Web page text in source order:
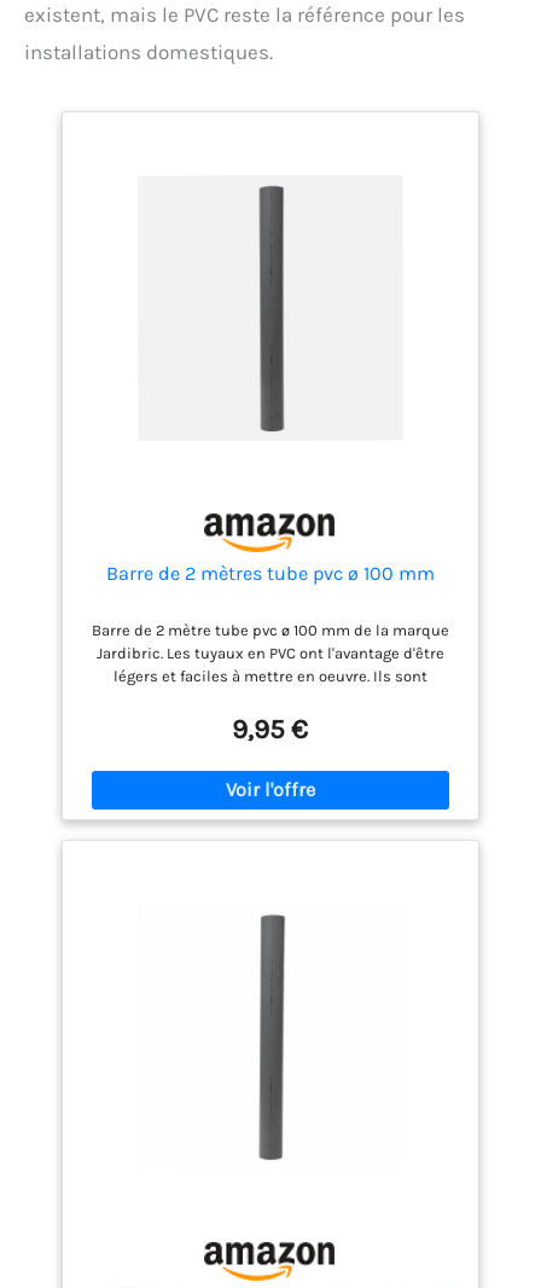
existent, mais le PVC reste la référence pour les
installations domestiques.
Barre de 2 mètres tube pvc ø 100 mm
Barre de 2 mètre tube pvc ø 100 mm de la marque
Jardibric. Les tuyaux en PVC ont l'avantage d'être
légers et faciles à mettre en oeuvre. Ils sont
usées.
9,95 €